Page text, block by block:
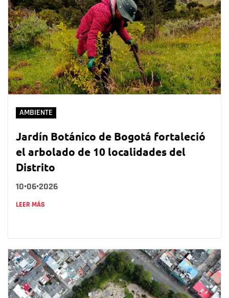
AMBIENTE
Jardín Botánico de Bogotá fortaleció
el arbolado de 10 localidades del
Distrito
10•06•2026
LEER MÁS